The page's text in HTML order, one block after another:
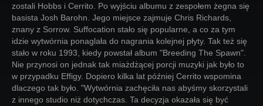
zostali Hobbs i Cerrito. Po wyjściu albumu z zespołem żegna się
basista Josh Barohn. Jego miejsce zajmuje Chris Richards,
znany z Sorrow. Suffocation stało się popularne, a co za tym
idzie wytwórnia ponaglała do nagrania kolejnej płyty. Tak też się
stało w roku 1993, kiedy powstał album "Breeding The Spawn".
Nie przynosi on jednak tak miażdżącej porcji muzyki jak było to
w przypadku Effigy. Dopiero kilka lat później Cerrito wspomina
dlaczego tak było. "Wytwórnia zachęciła nas abyśmy skorzystali
z innego studio niż dotychczas. Ta decyzja okazała się być